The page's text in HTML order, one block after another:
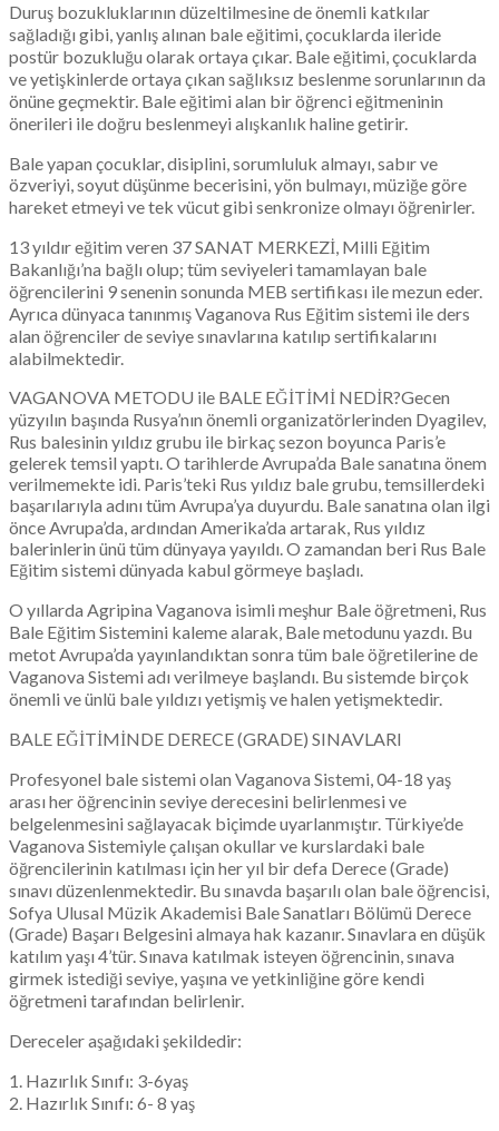
Duruş bozukluklarının düzeltilmesine de önemli katkılar
sağladığı gibi, yanlış alınan bale eğitimi, çocuklarda ileride
postür bozukluğu olarak ortaya çıkar. Bale eğitimi, çocuklarda
ve yetişkinlerde ortaya çıkan sağlıksız beslenme sorunlarının da
önüne geçmektir. Bale eğitimi alan bir öğrenci eğitmeninin
önerileri ile doğru beslenmeyi alışkanlık haline getirir.
Bale yapan çocuklar, disiplini, sorumluluk almayı, sabır ve
özveriyi, soyut düşünme becerisini, yön bulmayı, müziğe göre
hareket etmeyi ve tek vücut gibi senkronize olmayı öğrenirler.
13 yıldır eğitim veren 37 SANAT MERKEZİ, Milli Eğitim
Bakanlığı’na bağlı olup; tüm seviyeleri tamamlayan bale
öğrencilerini 9 senenin sonunda MEB sertifikası ile mezun eder.
Ayrıca dünyaca tanınmış Vaganova Rus Eğitim sistemi ile ders
alan öğrenciler de seviye sınavlarına katılıp sertifikalarını
alabilmektedir.
VAGANOVA METODU ile BALE EĞİTİMİ NEDİR?Gecen
yüzyılın başında Rusya’nın önemli organizatörlerinden Dyagilev,
Rus balesinin yıldız grubu ile birkaç sezon boyunca Paris’e
gelerek temsil yaptı. O tarihlerde Avrupa’da Bale sanatına önem
verilmemekte idi. Paris’teki Rus yıldız bale grubu, temsillerdeki
başarılarıyla adını tüm Avrupa’ya duyurdu. Bale sanatına olan ilgi
önce Avrupa’da, ardından Amerika’da artarak, Rus yıldız
balerinlerin ünü tüm dünyaya yayıldı. O zamandan beri Rus Bale
Eğitim sistemi dünyada kabul görmeye başladı.
O yıllarda Agripina Vaganova isimli meşhur Bale öğretmeni, Rus
Bale Eğitim Sistemini kaleme alarak, Bale metodunu yazdı. Bu
metot Avrupa’da yayınlandıktan sonra tüm bale öğretilerine de
Vaganova Sistemi adı verilmeye başlandı. Bu sistemde birçok
önemli ve ünlü bale yıldızı yetişmiş ve halen yetişmektedir.
BALE EĞİTİMİNDE DERECE (GRADE) SINAVLARI
Profesyonel bale sistemi olan Vaganova Sistemi, 04-18 yaş
arası her öğrencinin seviye derecesini belirlenmesi ve
belgelenmesini sağlayacak biçimde uyarlanmıştır. Türkiye’de
Vaganova Sistemiyle çalışan okullar ve kurslardaki bale
öğrencilerinin katılması için her yıl bir defa Derece (Grade)
sınavı düzenlenmektedir. Bu sınavda başarılı olan bale öğrencisi,
Sofya Ulusal Müzik Akademisi Bale Sanatları Bölümü Derece
(Grade) Başarı Belgesini almaya hak kazanır. Sınavlara en düşük
katılım yaşı 4’tür. Sınava katılmak isteyen öğrencinin, sınava
girmek istediği seviye, yaşına ve yetkinliğine göre kendi
öğretmeni tarafından belirlenir.
Dereceler aşağıdaki şekildedir:
1. Hazırlık Sınıfı: 3-6yaş
2. Hazırlık Sınıfı: 6- 8 yaş